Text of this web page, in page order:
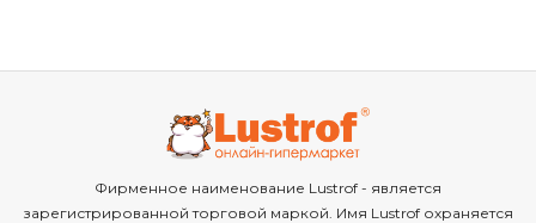
Фирменное наименование Lustrof - является
зарегистрированной торговой маркой. Имя Lustrof охраняется